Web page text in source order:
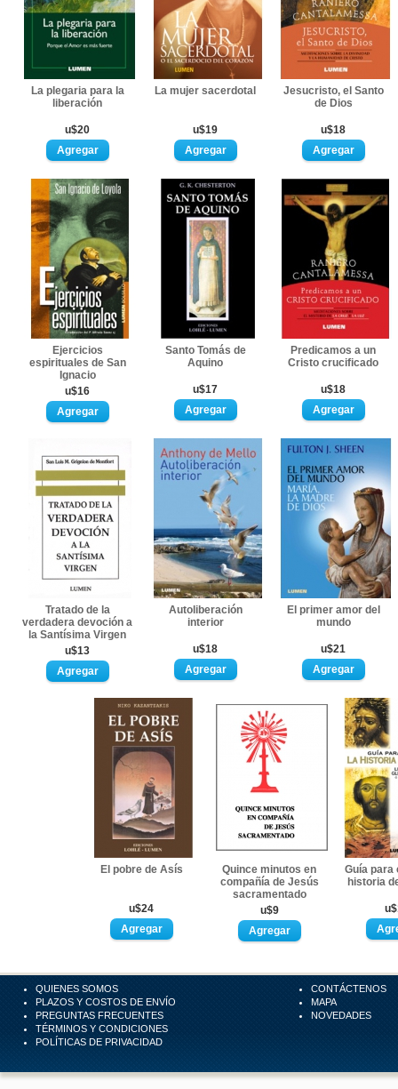
La plegaria para la
liberación
u$20
La mujer sacerdotal
u$19
Jesucristo, el Santo
de Dios
u$18
Ejercicios
espirituales de San
Ignacio
u$16
Santo Tomás de
Aquino
u$17
Predicamos a un
Cristo crucificado
u$18
Tratado de la
verdadera devoción a
la Santísima Virgen
u$13
Autoliberación
interior
u$18
El primer amor del
mundo
u$21
El pobre de Asís
u$24
Quince minutos en
compañía de Jesús
sacramentado
u$9
Guía para
historia
QUIENES SOMOS
PLAZOS Y COSTOS DE ENVÍO
PREGUNTAS FRECUENTES
TÉRMINOS Y CONDICIONES
POLÍTICAS DE PRIVACIDAD
CONTÁCTENOS
MAPA
NOVEDADES